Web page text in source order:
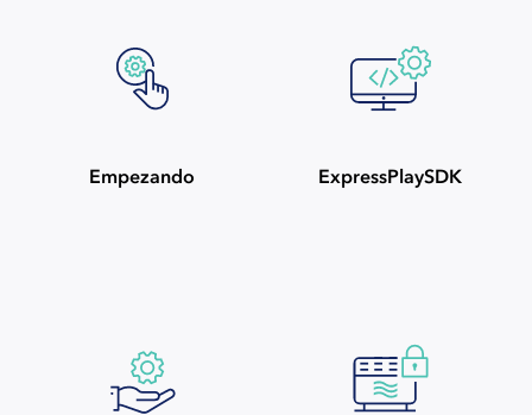
Empezando ExpressPlaySDK